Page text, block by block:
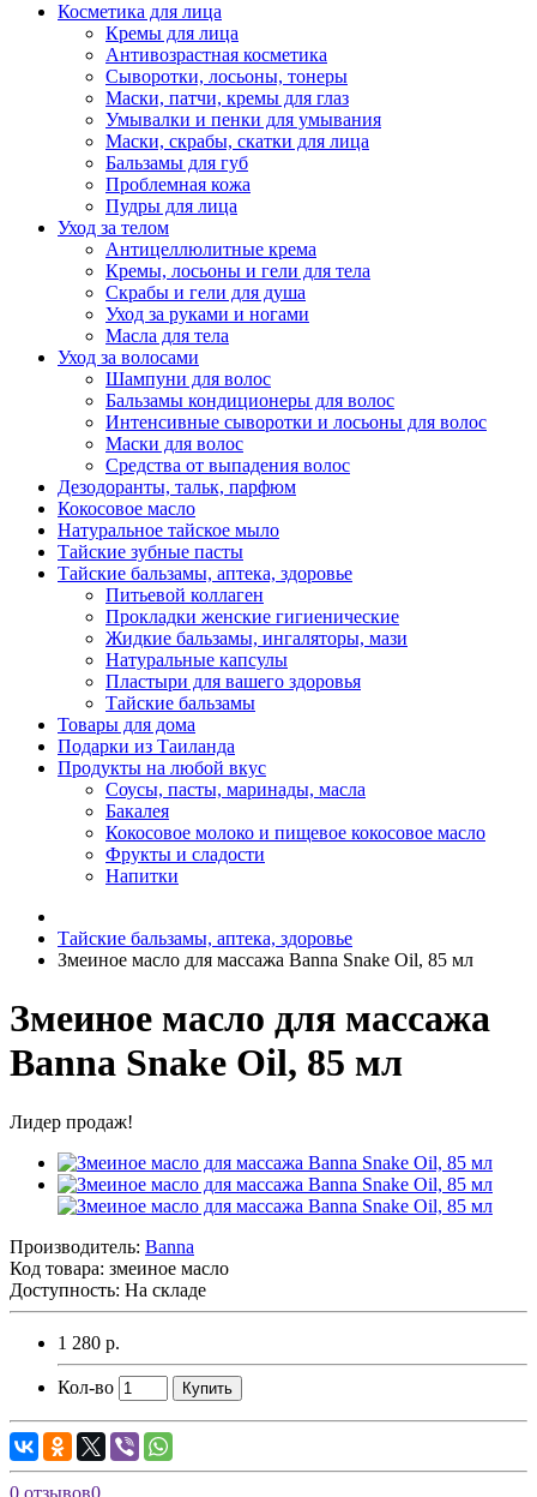
Косметика для лица
Кремы для лица
Антивозрастная косметика
Сыворотки, лосьоны, тонеры
Маски, патчи, кремы для глаз
Умывалки и пенки для умывания
Маски, скрабы, скатки для лица
Бальзамы для губ
Проблемная кожа
Пудры для лица
Уход за телом
Антицеллюлитные крема
Кремы, лосьоны и гели для тела
Скрабы и гели для душа
Уход за руками и ногами
Масла для тела
Уход за волосами
Шампуни для волос
Бальзамы кондиционеры для волос
Интенсивные сыворотки и лосьоны для волос
Маски для волос
Средства от выпадения волос
Дезодоранты, тальк, парфюм
Кокосовое масло
Натуральное тайское мыло
Тайские зубные пасты
Тайские бальзамы, аптека, здоровье
Питьевой коллаген
Прокладки женские гигиенические
Жидкие бальзамы, ингаляторы, мази
Натуральные капсулы
Пластыри для вашего здоровья
Тайские бальзамы
Товары для дома
Подарки из Таиланда
Продукты на любой вкус
Соусы, пасты, маринады, масла
Бакалея
Кокосовое молоко и пищевое кокосовое масло
Фрукты и сладости
Напитки
Тайские бальзамы, аптека, здоровье
Змеиное масло для массажа Banna Snake Oil, 85 мл
Змеиное масло для массажа
Banna Snake Oil, 85 мл
Лидер продаж!
Производитель: Banna
Код товара: змеиное масло
Доступность: На складе
1 280 р.
Кол-во Купить
0 отзывов0